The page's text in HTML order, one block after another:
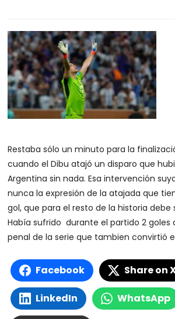
Restaba sólo un minuto para la
cuando el Dibu atajó un disparo que
Argentina sin nada. Esa intervención
nunca la expresión de la atajada que
gol, que para el resto de la historia debe
Había sufrido durante el partido 2 goles
penal de la serie que tambien convirtió
Facebook Share on
LinkedIn WhatsApp